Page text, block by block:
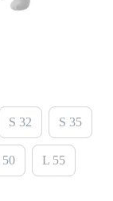
S 32 S 35
L 55